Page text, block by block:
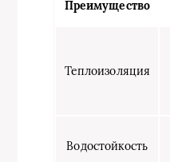
Преимущество
Теплоизоляция
Водостойкость